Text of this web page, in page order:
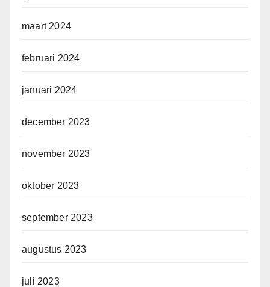
maart 2024
februari 2024
januari 2024
december 2023
november 2023
oktober 2023
september 2023
augustus 2023
juli 2023